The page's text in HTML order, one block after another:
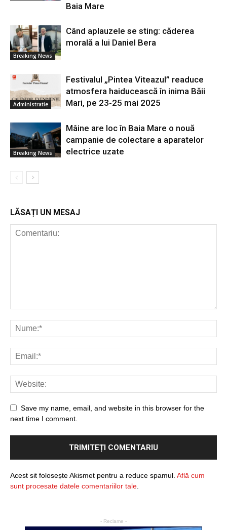
Baia Mare
Breaking News
Când aplauzele se sting: căderea
morală a lui Daniel Bera
Administratie
Festivalul „Pintea Viteazul” readuce
atmosfera haiducească în inima Băii
Mari, pe 23-25 mai 2025
Breaking News
Mâine are loc în Baia Mare o nouă
campanie de colectare a aparatelor
electrice uzate
LĂSAȚI UN MESAJ
Save my name, email, and website in this browser for the
next time I comment.
Acest sit folosește Akismet pentru a reduce spamul. Află cum
sunt procesate datele comentariilor tale
- Reclame -